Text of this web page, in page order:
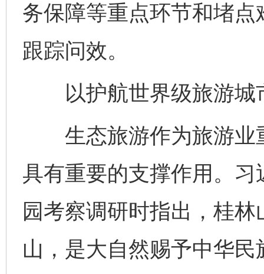
务保障等重点环节和堵
跟踪问效。
以护航世界级旅游城
生态旅游作为旅游业
具有重要的支撑作用。
园考察调研时指出，桂
山，是大自然赐予中华